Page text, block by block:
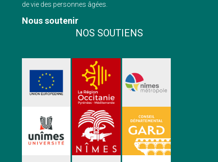
de vie des personnes âgées.
Nous soutenir
NOS SOUTIENS